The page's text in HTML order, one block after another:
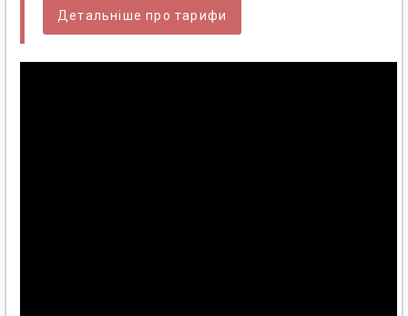
Детальніше про тарифи